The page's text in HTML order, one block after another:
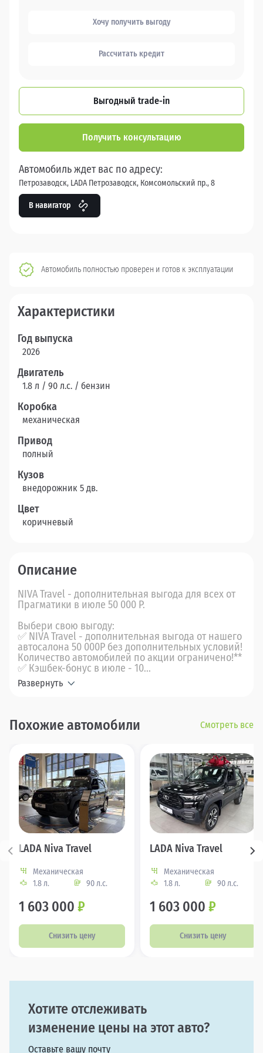
Хочу получить выгоду
Рассчитать кредит
Выгодный trade-in
Получить консультацию
Автомобиль ждет вас по адресу:
Петрозаводск, LADA Петрозаводск, Комсомольский пр., 8
В навигатор
Автомобиль полностью проверен и готов к эксплуатации
Характеристики
Год выпуска
2026
Двигатель
1.8 л / 90 л.c. / бензин
Коробка
механическая
Привод
полный
Кузов
внедорожник 5 дв.
Цвет
коричневый
Описание
NIVA Travel - дополнительная выгода для всех от
Прагматики в июле 50 000 Р.
Выбери свою выгоду:
✅ NIVA Travel - дополнительная выгода от нашего
автосалона 50 000Р без дополнительных условий!
Количество автомобилей по акции ограничено!**
✅ Кэшбек-бонус в июле - 10...
Развернуть
Похожие автомобили Смотреть все
LADA Niva Travel
Механическая
1.8 л.
90 л.с.
1 603 000 ₽
Снизить цену
LADA Niva Travel
Механическая
1.8 л.
90 л.с.
1 603 000 ₽
Снизить цену
Хотите отслеживать
изменение цены на этот авто?
Оставьте вашу почту